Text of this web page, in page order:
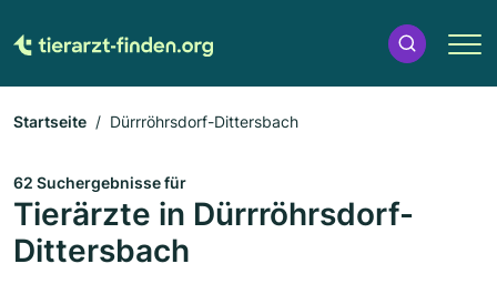
Startseite Dürrröhrsdorf-Dittersbach
62 Suchergebnisse für
Tierärzte in Dürrröhrsdorf-
Dittersbach